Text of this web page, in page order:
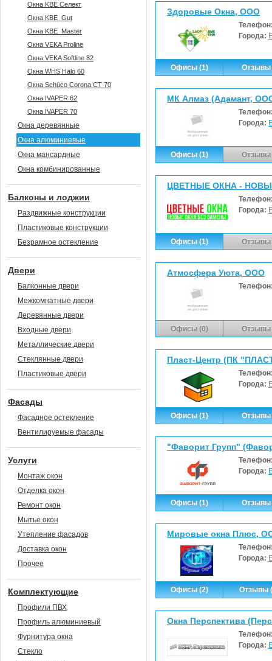
Здоровые Окна, ООО
Города:
Офисы (1) Отзывы
МК Алмаз (Адамант,
Города:
Офисы (1) Отзывы
ЦВЕТНЫЕ ОКНА -
Города:
Офисы (1) Отзывы
Атмосфера Уюта, ООО
Офисы (0) Отзывы
Пласт-Центр (ПК
Города:
Офисы (1) Отзывы
"Фаворит Групп"
Города:
Офисы (1) Отзывы
Мировые окна Плюс,
Города:
Офисы (2) Отзывы
Окна Перспектива
Города:
Окна KBE Селект
Окна KBE_Gut
Окна KBE_Master
Окна VEKA Proline
Окна VEKA Softline 82
Окна WHS Halo 60
Окна Sсhüco Corona CT 70
Окна IVAPER 62
Окна IVAPER 70
Окна деревянные
Окна алюминиевые
Окна мансардные
Окна комбинированные
Балконы и лоджии
Раздвижные конструкции
Пластиковые конструкции
Безрамное остекление
Двери
Балконные двери
Межкомнатные двери
Деревянные двери
Входные двери
Металлические двери
Стеклянные двери
Пластиковые двери
Фасады
Фасадное остекление
Вентилируемые фасады
Услуги
Монтаж окон
Отделка окон
Ремонт окон
Мытье окон
Утепление фасадов
Доставка окон
Прочее
Комплектующие
Профили ПВХ
Профиль алюминиевый
Фурнитура окна
Стекло